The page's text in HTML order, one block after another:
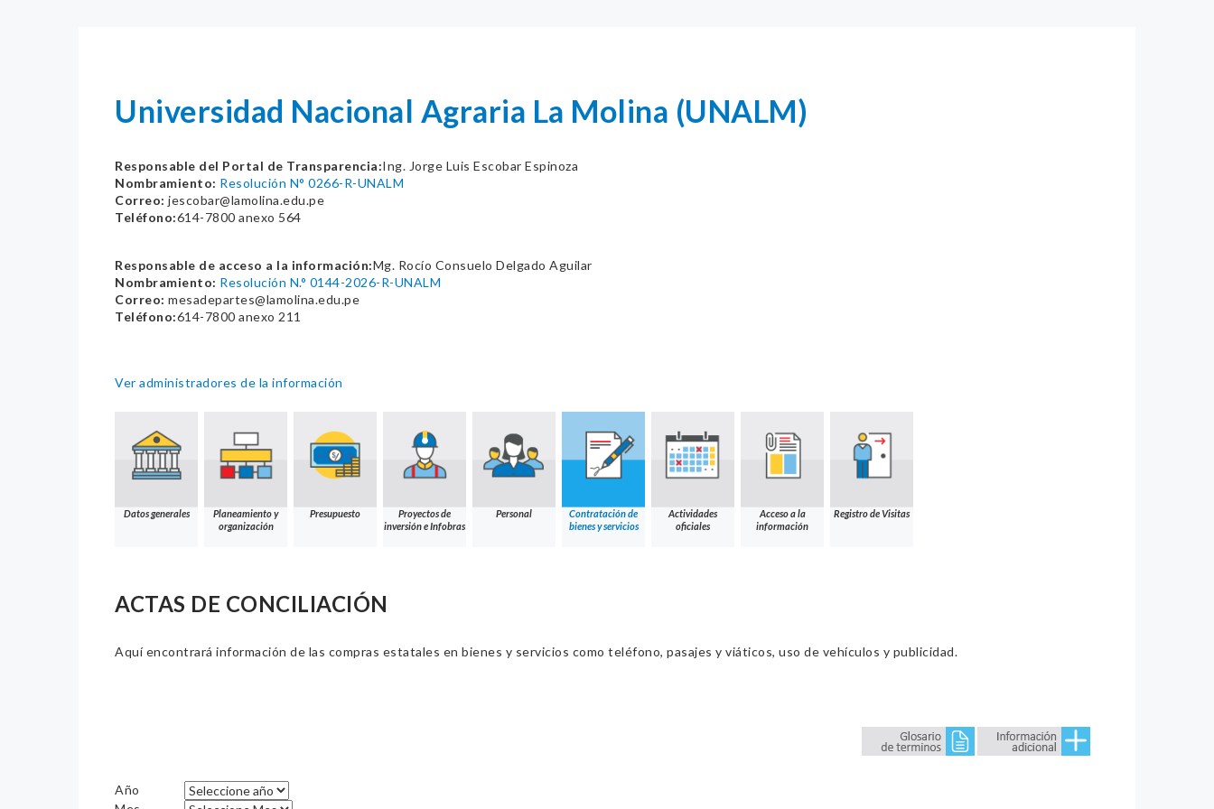
Universidad Nacional Agraria La Molina (UNALM)
Responsable del Portal de Transparencia:Ing. Jorge Luis Escobar Espinoza
Nombramiento: Resolución N° 0266-R-UNALM
Correo: jescobar@lamolina.edu.pe
Teléfono:614-7800 anexo 564
Responsable de acceso a la información:Mg. Rocío Consuelo Delgado Aguilar
Nombramiento: Resolución N.° 0144-2026-R-UNALM
Correo: mesadepartes@lamolina.edu.pe
Teléfono:614-7800 anexo 211
Ver administradores de la información
Datos generales
Planeamiento y
organización
Presupuesto
Proyectos de
inversión e Infobras
Personal
Contratación de
bienes y servicios
Actividades
oficiales
Acceso a la
información
Registro de Visitas
ACTAS DE CONCILIACIÓN
Aquí encontrará información de las compras estatales en bienes y servicios como teléfono, pasajes y viáticos, uso de vehículos y publicidad.
Año